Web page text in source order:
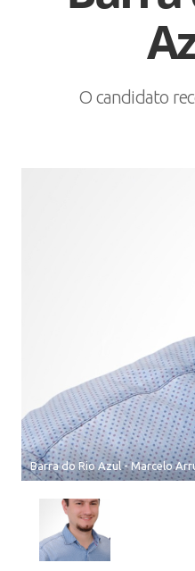
O candidato
Barra do Rio Azul - Marcelo